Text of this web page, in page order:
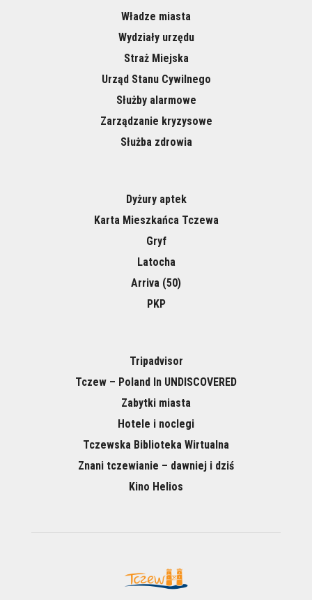
Władze miasta
Wydziały urzędu
Straż Miejska
Urząd Stanu Cywilnego
Służby alarmowe
Zarządzanie kryzysowe
Służba zdrowia
Dyżury aptek
Karta Mieszkańca Tczewa
Gryf
Latocha
Arriva (50)
PKP
Tripadvisor
Tczew – Poland In UNDISCOVERED
Zabytki miasta
Hotele i noclegi
Tczewska Biblioteka Wirtualna
Znani tczewianie – dawniej i dziś
Kino Helios